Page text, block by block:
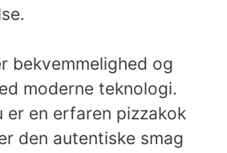
bekvemmelighed og
moderne teknologi.
er en erfaren pizzakok
den autentiske smag